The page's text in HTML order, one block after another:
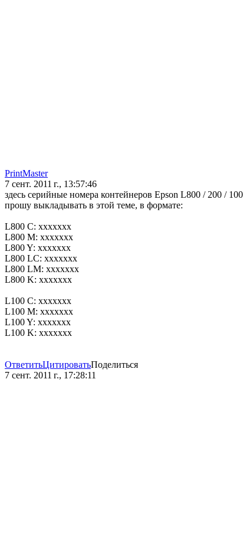
PrintMaster
7 сент. 2011 г., 13:57:46
здесь серийные номера контейнеров Epson L800 / 200 / 100
прошу выкладывать в этой теме, в формате:
L800 C: xxxxxxx
L800 M: xxxxxxx
L800 Y: xxxxxxx
L800 LC: xxxxxxx
L800 LM: xxxxxxx
L800 K: xxxxxxx
L100 C: xxxxxxx
L100 M: xxxxxxx
L100 Y: xxxxxxx
L100 K: xxxxxxx
ОтветитьЦитироватьПоделиться
7 сент. 2011 г., 17:28:11